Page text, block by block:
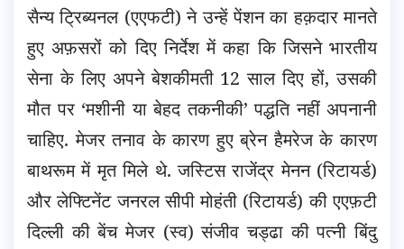
सैन्य ट्रिब्यनल (एएफटी) ने उन्हें पेंशन का हक़दार मानते
हुए अफ़सरों को दिए निर्देश में कहा कि जिसने भारतीय
सेना के लिए अपने बेशकीमती 12 साल दिए हों, उसकी
मौत पर ‘मशीनी या बेहद तकनीकी’ पद्धति नहीं अपनानी
चाहिए. मेजर तनाव के कारण हुए ब्रेन हैमरेज के कारण
बाथरूम में मृत मिले थे. जस्टिस राजेंद्र मेनन (रिटायर्ड)
और लेफ्टिनेंट जनरल सीपी मोहंती (रिटायर्ड) की एएफ़टी
दिल्ली की बेंच मेजर (स्व) संजीव चड्ढा की पत्नी बिंदु